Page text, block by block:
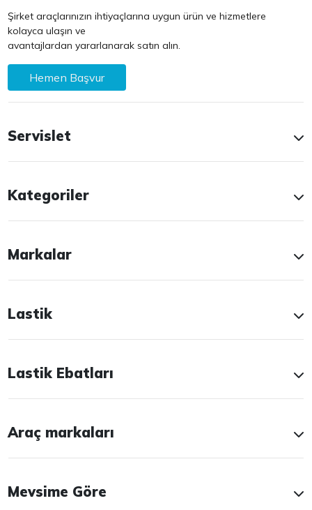
Şirket araçlarınızın ihtiyaçlarına uygun ürün ve hizmetlere
kolayca ulaşın ve
avantajlardan yararlanarak satın alın.
Hemen Başvur
Servislet
Kategoriler
Markalar
Lastik
Lastik Ebatları
Araç markaları
Mevsime Göre